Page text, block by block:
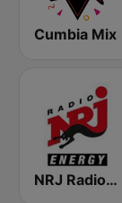
Cumbia Mix
NRJ Radio ENERGY